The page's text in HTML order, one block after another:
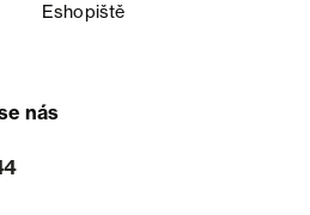
Eshopiště
nás